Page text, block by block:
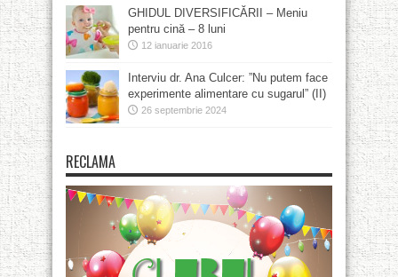
GHIDUL DIVERSIFICĂRII – Meniu
pentru cină – 8 luni
12 ianuarie 2016
Interviu dr. Ana Culcer: ”Nu putem face
experimente alimentare cu sugarul” (II)
26 septembrie 2024
RECLAMA